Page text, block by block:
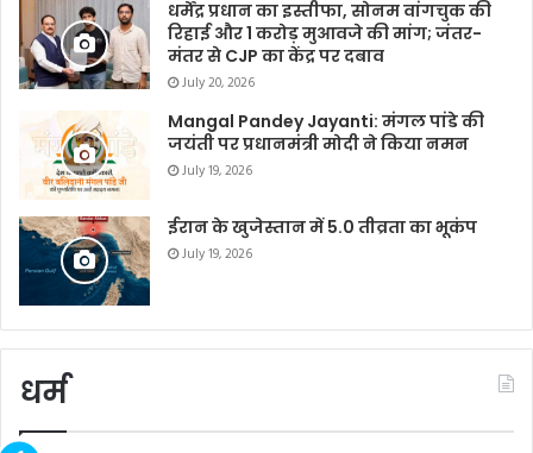
धर्मेंद्र प्रधान का इस्तीफा, सोनम वांगचुक की
रिहाई और 1 करोड़ मुआवजे की मांग; जंतर-
मंतर से CJP का केंद्र पर दबाव
July 20, 2026
Mangal Pandey Jayanti: मंगल पांडे की
जयंती पर प्रधानमंत्री मोदी ने किया नमन
July 19, 2026
ईरान के खुजेस्तान में 5.0 तीव्रता का भूकंप
July 19, 2026
धर्म